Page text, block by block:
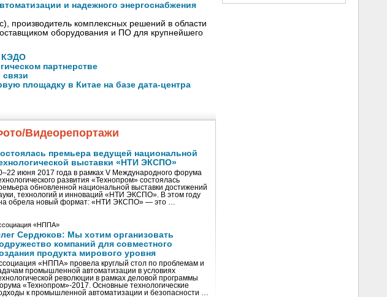
и надежного энергоснабжения
производитель комплексных решений в области
оборудования и ПО для крупнейшего
КЭДО
партнерстве
площадку в Китае на базе дата-центра
Видеорепортажи
премьера ведущей национальной
выставки «НТИ ЭКСПО»
июня 2017 года в рамках V Международного форума
развития «Технопром» состоялась
обновленной национальной выставки достижений
технологий и инноваций «НТИ ЭКСПО». В этом году
обрела новый формат: «НТИ ЭКСПО» — это …
«НППА»
Сердюков: Мы хотим организовать
компаний для совместного
продукта мирового уровня
«НППА» провела круглый стол по проблемам и
промышленной автоматизации в условиях
революции в рамках деловой программы
«Технопром»-2017. Основные технологические
к промышленной автоматизации и безопасности …